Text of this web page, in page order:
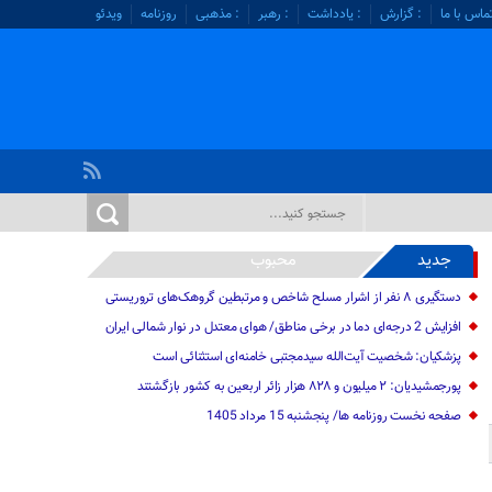
با ما : گزارش : یادداشت : رهبر : مذهبی روزنامه ویدئو
جدید محبوب
دستگیری ۸ نفر از اشرار مسلح شاخص و مرتبطین گروهک‌های تروریستی
افزایش 2 درجه‌ای دما در برخی مناطق/ هوای معتدل در نوار شمالی ایران
پزشکیان: شخصیت آیت‌الله سیدمجتبی خامنه‌ای استثنائی است
پورجمشیدیان: ۲ میلیون و ۸۲۸ هزار زائر اربعین به کشور بازگشتند
صفحه نخست روزنامه ها/ پنجشنبه 15 مرداد 1405